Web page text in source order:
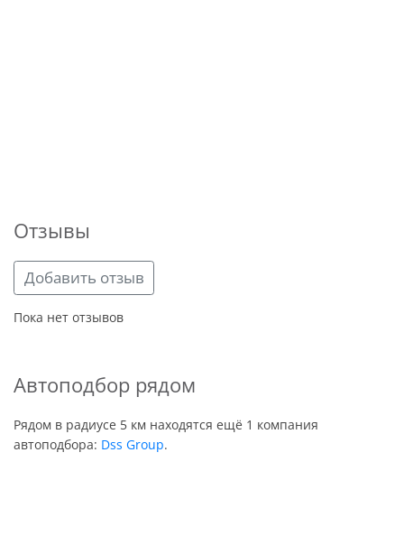
Отзывы
Добавить отзыв
Пока нет отзывов
Автоподбор рядом
Рядом в радиусе 5 км находятся ещё 1 компания
автоподбора: Dss Group.